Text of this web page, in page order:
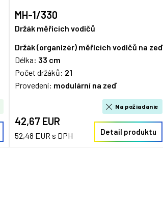
MH-1/330
Držák měřicích vodičů
Držák (organizér) měřicích vodičů na zeď
Délka: 33 cm
Počet držáků: 21
Provedení: modulární na zeď
42,67 EUR
52,48 EUR s DPH
Na požiadanie
Detail produktu